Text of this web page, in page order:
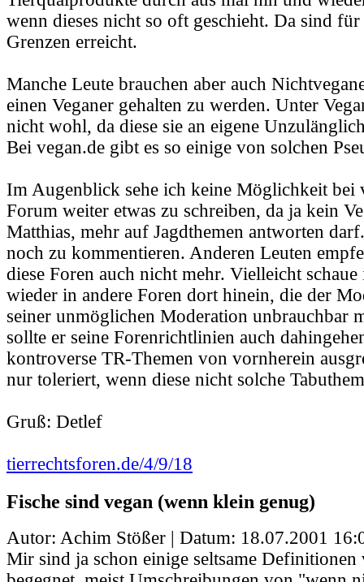
wenn dieses nicht so oft geschieht. Da sind
Grenzen erreicht.
Manche Leute brauchen aber auch
einen Veganer gehalten zu werden. Unter
nicht wohl, da diese sie an eigene
Bei vegan.de gibt es so einige von solchen
Im Augenblick sehe ich keine Möglichkeit bei
Forum weiter etwas zu schreiben, da ja kein
Matthias, mehr auf Jagdthemen antworten
noch zu kommentieren. Anderen Leuten
diese Foren auch nicht mehr. Vielleicht
wieder in andere Foren dort hinein, die der
seiner unmöglichen Moderation unbrauchbar
sollte er seine Forenrichtlinien auch
kontroverse TR-Themen von vornherein
nur toleriert, wenn diese nicht solche
Gruß: Detlef
tierrechtsforen.de/4/9/18
Fische sind vegan (wenn klein genug)
Autor: Achim Stößer | Datum: 18.07.2001
Mir sind ja schon einige seltsame